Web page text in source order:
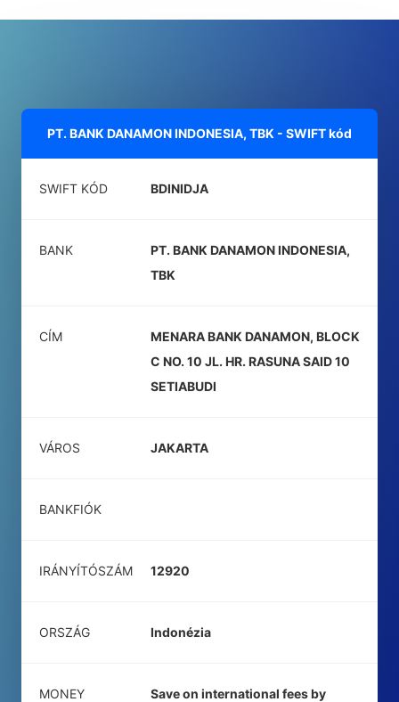
PT. BANK DANAMON INDONESIA, TBK - SWIFT kód
SWIFT KÓD BDINIDJA
BANK
PT. BANK DANAMON INDONESIA,
TBK
CÍM
MENARA BANK DANAMON, BLOCK
C NO. 10 JL. HR. RASUNA SAID 10
SETIABUDI
VÁROS JAKARTA
BANKFIÓK
IRÁNYÍTÓSZÁM 12920
ORSZÁG Indonézia
MONEY
Save on international fees by